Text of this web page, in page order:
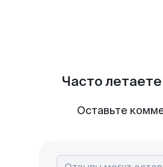
Часто
Оставьте